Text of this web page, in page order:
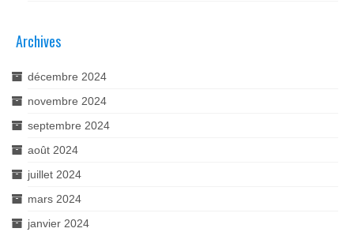
Archives
décembre 2024
novembre 2024
septembre 2024
août 2024
juillet 2024
mars 2024
janvier 2024